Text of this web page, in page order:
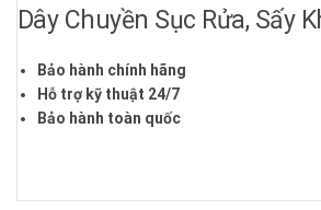
Dây Chuyền Sục Rửa, Sấy
Bảo hành chính hãng
Hỗ trợ kỹ thuật 24/7
Bảo hành toàn quốc